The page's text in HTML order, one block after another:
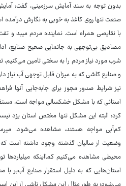
بدون توجه به سند آمایش سرزمینی، گفت:
صنعت تنها روی کاغذ به خوبی به نگارش درآمده
با نقایصی همراه است. نماینده مردم میبد و
مصادیق بی‌توجهی به جانمایی صحیح صنایع،
شرب مورد نیاز مردم را به سختی تامین می‌کنیم،
و صنایع کاشی که به میزان قابل توجهی آب نیاز
نیز شرایط صدور مجوز برای جابه‌جایی آنها
استانی که با مشکل خشکسالی مواجه است،
کرد: البته این مشکل تنها مختص استان یزد
کم‌آبی مواجه هستند، مشاهده می‌شود.
وضعیت از سالیان گذشته وجود داشته است
محیطی مشاهده می‌کنیم کمااینکه میلیاردها
استان‌هایی که به دلیل استقرار صنایع آب‌بر